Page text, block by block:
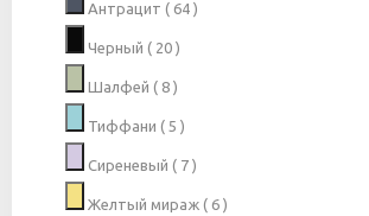
Антрацит ( 64 )
Черный ( 20 )
Шалфей ( 8 )
Тиффани ( 5 )
Сиреневый ( 7 )
Желтый мираж ( 6 )